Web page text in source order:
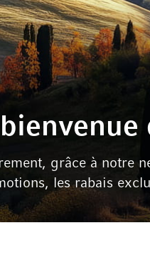
grâce à notre
les rabais